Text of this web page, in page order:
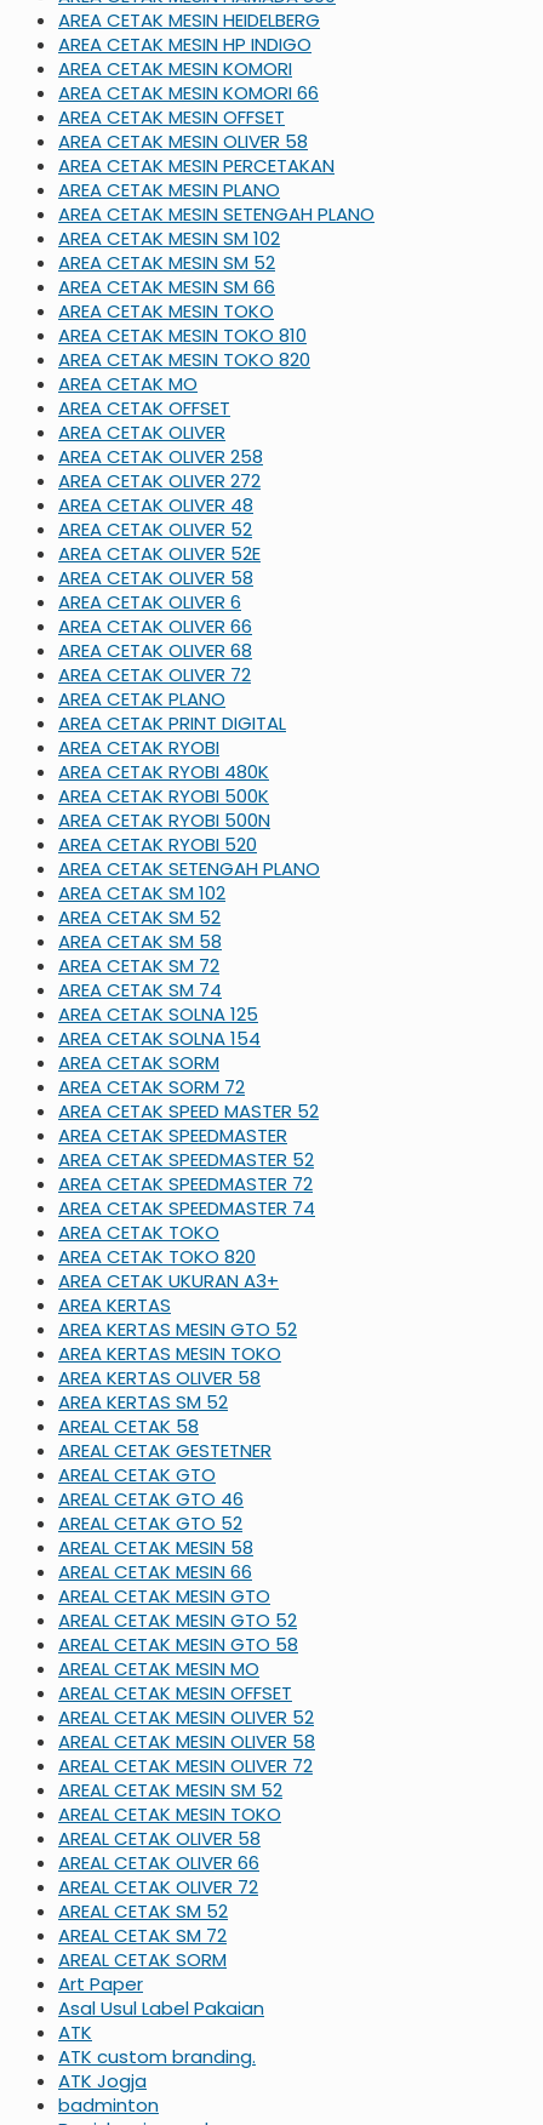
AREA CETAK MESIN HEIDELBERG
AREA CETAK MESIN HP INDIGO
AREA CETAK MESIN KOMORI
AREA CETAK MESIN KOMORI 66
AREA CETAK MESIN OFFSET
AREA CETAK MESIN OLIVER 58
AREA CETAK MESIN PERCETAKAN
AREA CETAK MESIN PLANO
AREA CETAK MESIN SETENGAH PLANO
AREA CETAK MESIN SM 102
AREA CETAK MESIN SM 52
AREA CETAK MESIN SM 66
AREA CETAK MESIN TOKO
AREA CETAK MESIN TOKO 810
AREA CETAK MESIN TOKO 820
AREA CETAK MO
AREA CETAK OFFSET
AREA CETAK OLIVER
AREA CETAK OLIVER 258
AREA CETAK OLIVER 272
AREA CETAK OLIVER 48
AREA CETAK OLIVER 52
AREA CETAK OLIVER 52E
AREA CETAK OLIVER 58
AREA CETAK OLIVER 6
AREA CETAK OLIVER 66
AREA CETAK OLIVER 68
AREA CETAK OLIVER 72
AREA CETAK PLANO
AREA CETAK PRINT DIGITAL
AREA CETAK RYOBI
AREA CETAK RYOBI 480K
AREA CETAK RYOBI 500K
AREA CETAK RYOBI 500N
AREA CETAK RYOBI 520
AREA CETAK SETENGAH PLANO
AREA CETAK SM 102
AREA CETAK SM 52
AREA CETAK SM 58
AREA CETAK SM 72
AREA CETAK SM 74
AREA CETAK SOLNA 125
AREA CETAK SOLNA 154
AREA CETAK SORM
AREA CETAK SORM 72
AREA CETAK SPEED MASTER 52
AREA CETAK SPEEDMASTER
AREA CETAK SPEEDMASTER 52
AREA CETAK SPEEDMASTER 72
AREA CETAK SPEEDMASTER 74
AREA CETAK TOKO
AREA CETAK TOKO 820
AREA CETAK UKURAN A3+
AREA KERTAS
AREA KERTAS MESIN GTO 52
AREA KERTAS MESIN TOKO
AREA KERTAS OLIVER 58
AREA KERTAS SM 52
AREAL CETAK 58
AREAL CETAK GESTETNER
AREAL CETAK GTO
AREAL CETAK GTO 46
AREAL CETAK GTO 52
AREAL CETAK MESIN 58
AREAL CETAK MESIN 66
AREAL CETAK MESIN GTO
AREAL CETAK MESIN GTO 52
AREAL CETAK MESIN GTO 58
AREAL CETAK MESIN MO
AREAL CETAK MESIN OFFSET
AREAL CETAK MESIN OLIVER 52
AREAL CETAK MESIN OLIVER 58
AREAL CETAK MESIN OLIVER 72
AREAL CETAK MESIN SM 52
AREAL CETAK MESIN TOKO
AREAL CETAK OLIVER 58
AREAL CETAK OLIVER 66
AREAL CETAK OLIVER 72
AREAL CETAK SM 52
AREAL CETAK SM 72
AREAL CETAK SORM
Art Paper
Asal Usul Label Pakaian
ATK
ATK custom branding.
ATK Jogja
badminton